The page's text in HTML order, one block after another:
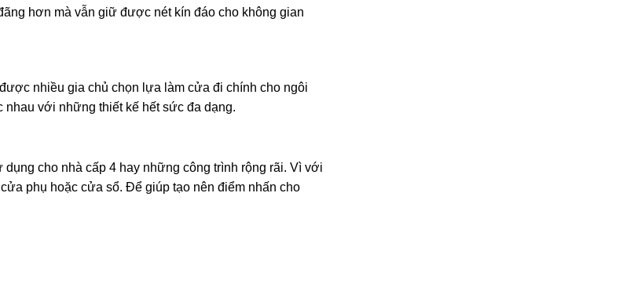
hơn mà vẫn giữ được nét kín đáo cho không gian
nhiều gia chủ chọn lựa làm cửa đi chính cho ngôi
với những thiết kế hết sức đa dạng.
cho nhà cấp 4 hay những công trình rộng rãi. Vì với
phụ hoặc cửa sổ. Để giúp tạo nên điểm nhấn cho